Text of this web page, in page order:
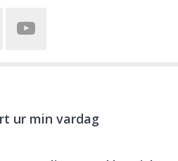
ur min vardag